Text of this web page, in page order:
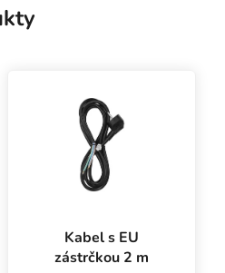
Kabel s EU
zástrčkou 2 m